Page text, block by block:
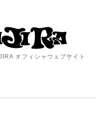
オフィシャウェブサイト